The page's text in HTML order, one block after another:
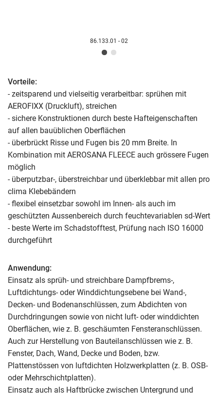
86.133.01 - 02
Vorteile:
- zeitsparend und vielseitig verarbeitbar: sprühen mit
AEROFIXX (Druckluft), streichen
- sichere Konstruktionen durch beste Hafteigenschaften
auf allen bauüblichen Oberflächen
- überbrückt Risse und Fugen bis 20 mm Breite. In
Kombination mit AEROSANA FLEECE auch grössere Fugen
möglich
- überputzbar-, überstreichbar und überklebbar mit allen pro
clima Klebebändern
- flexibel einsetzbar sowohl im Innen- als auch im
geschützten Aussenbereich durch feuchtevariablen sd-Wert
- beste Werte im Schadstofftest, Prüfung nach ISO 16000
durchgeführt
Anwendung:
Einsatz als sprüh- und streichbare Dampfbrems-,
Luftdichtungs- oder Winddichtungsebene bei Wand-,
Decken- und Bodenanschlüssen, zum Abdichten von
Durchdringungen sowie von nicht luft- oder winddichten
Oberflächen, wie z. B. geschäumten Fensteranschlüssen.
Auch zur Herstellung von Bauteilanschlüssen wie z. B.
Fenster, Dach, Wand, Decke und Boden, bzw.
Plattenstössen von luftdichten Holzwerkplatten (z. B. OSB-
oder Mehrschichtplatten).
Einsatz auch als Haftbrücke zwischen Untergrund und